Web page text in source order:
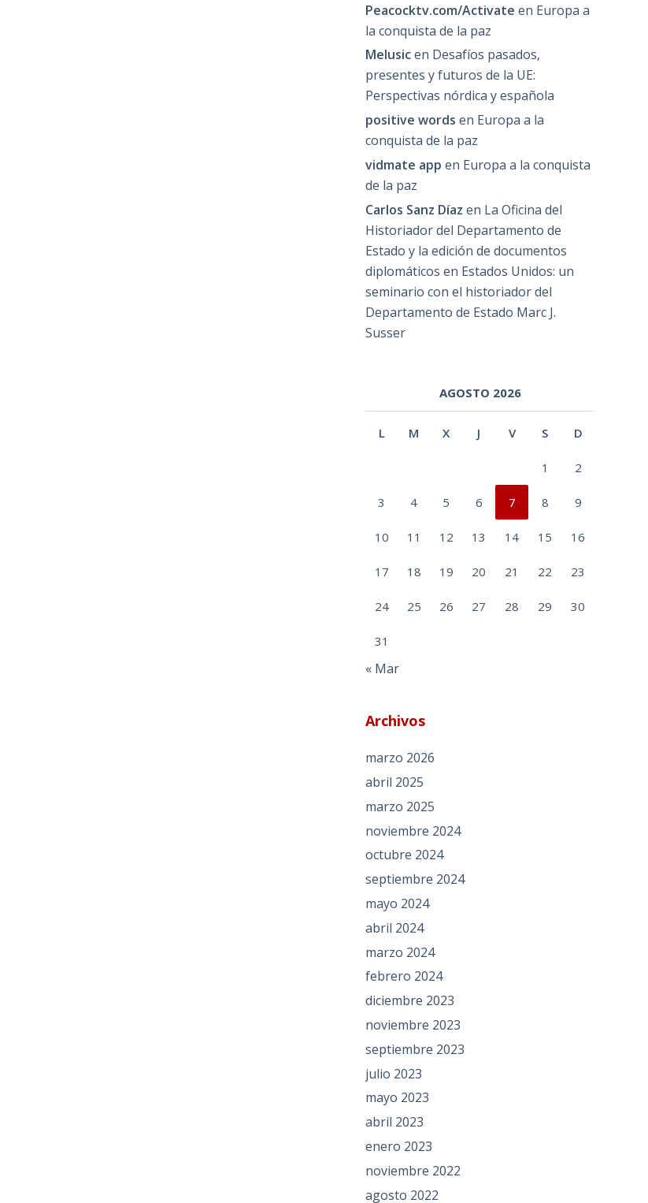
Peacocktv.com/Activate en Europa a
la conquista de la paz
Melusicen Desafíos pasados,
presentes y futuros de la UE:
Perspectivas nórdica y española
positive words en Europa a la
conquista de la paz
vidmate app en Europa a la conquista
de la paz
Carlos Sanz Díaz en La Oficina del
Historiador del Departamento de
Estado y la edición de documentos
diplomáticos en Estados Unidos: un
seminario con el historiador del
Departamento de Estado Marc J.
Susser
AGOSTO 2026
L M X J V S D
1 2
3 4 5 6 7 8 9
10 11 12 13 14 15 16
17 18 19 20 21 22 23
24 25 26 27 28 29 30
31
« Mar
Archivos
marzo 2026
abril 2025
marzo 2025
noviembre 2024
octubre 2024
septiembre 2024
mayo 2024
abril 2024
marzo 2024
febrero 2024
diciembre 2023
noviembre 2023
septiembre 2023
julio 2023
mayo 2023
abril 2023
enero 2023
noviembre 2022
agosto 2022